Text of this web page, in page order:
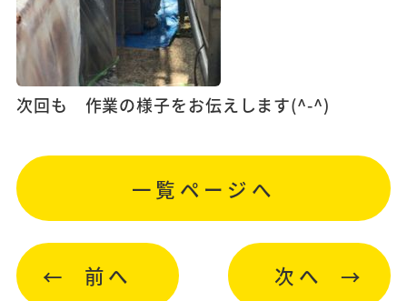
次回も 作業の様子をお伝えします(^-^)
前へ
一覧ページへ
次へ